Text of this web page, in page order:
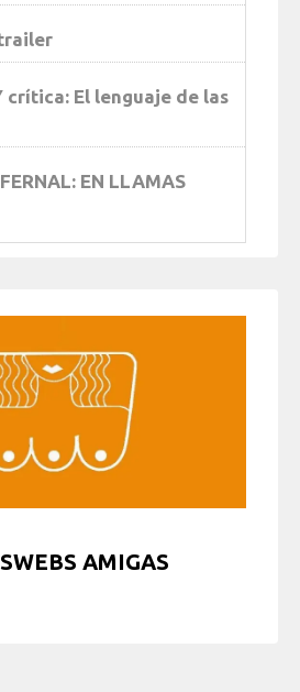
trailer
crítica: El lenguaje de las
EN LLAMAS
AMIGAS